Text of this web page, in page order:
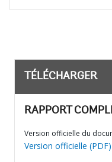
TÉLÉCHARGER
RAPPORT
Version officielle du
Version officielle (PDF)